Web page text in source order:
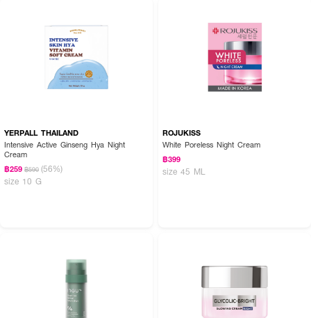
YERPALL THAILAND
Intensive Active Ginseng Hya Night
Cream
฿259 ฿590 (56%)
size 10 G
ROJUKISS
White Poreless Night Cream
฿399
size 45 ML